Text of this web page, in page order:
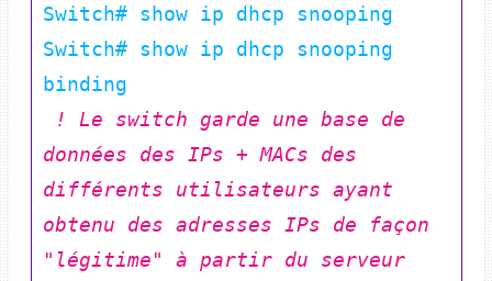
Switch# show ip dhcp snooping
Switch# show ip dhcp snooping
données des IPs + MACs des
différents utilisateurs ayant
obtenu des adresses IPs de façon
"légitime" à partir du serveur